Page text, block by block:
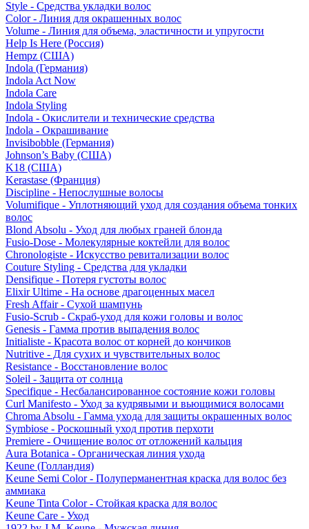
Style - Средства укладки волос
Color - Линия для окрашенных волос
Volume - Линия для объема, эластичности и упругости
Help Is Here (Россия)
Hempz (США)
Indola (Германия)
Indola Act Now
Indola Care
Indola Styling
Indola - Окислители и технические средства
Indola - Окрашивание
Invisibobble (Германия)
Johnson’s Baby (США)
K18 (США)
Kerastase (Франция)
Discipline - Непослушные волосы
Volumifique - Уплотняющий уход для создания объема тонких
волос
Blond Absolu - Уход для любых граней блонда
Fusio-Dose - Молекулярные коктейли для волос
Chronologiste - Искусство ревитализации волос
Couture Styling - Средства для укладки
Densifique - Потеря густоты волос
Elixir Ultime - На основе драгоценных масел
Fresh Affair - Сухой шампунь
Fusio-Scrub - Скраб-уход для кожи головы и волос
Genesis - Гамма против выпадения волос
Initialiste - Красота волос от корней до кончиков
Nutritive - Для сухих и чувствительных волос
Resistance - Восстановление волос
Soleil - Защита от солнца
Specifique - Несбалансированное состояние кожи головы
Curl Manifesto - Уход за кудрявыми и вьющимися волосами
Chroma Absolu - Гамма ухода для защиты окрашенных волос
Symbiose - Роскошный уход против перхоти
Premiere - Очищение волос от отложений кальция
Aura Botanica - Органическая линия ухода
Keune (Голландия)
Keune Semi Color - Полуперманентная краска для волос без
аммиака
Keune Tinta Color - Стойкая краска для волос
Keune Care - Уход